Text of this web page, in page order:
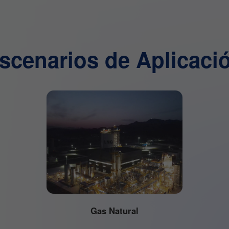
de
Gas Natural